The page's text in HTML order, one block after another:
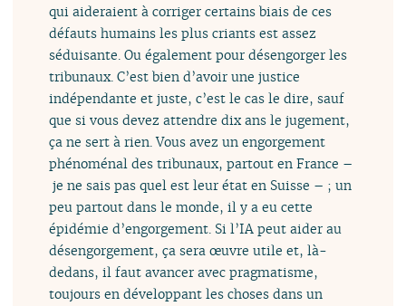
qui aideraient à corriger certains biais de ces
défauts humains les plus criants est assez
séduisante. Ou également pour désengorger les
tribunaux. C’est bien d’avoir une justice
indépendante et juste, c’est le cas le dire, sauf
que si vous devez attendre dix ans le jugement,
ça ne sert à rien. Vous avez un engorgement
phénoménal des tribunaux, partout en France –
je ne sais pas quel est leur état en Suisse – ; un
peu partout dans le monde, il y a eu cette
épidémie d’engorgement. Si l’IA peut aider au
désengorgement, ça sera œuvre utile et, là-
dedans, il faut avancer avec pragmatisme,
toujours en développant les choses dans un